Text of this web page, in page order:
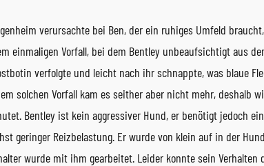
verursachte bei Ben, der ein ruhiges Umfeld
einmaligen Vorfall, bei dem Bentley unbeaufsichtigt aus
verfolgte und leicht nach ihr schnappte, was blaue
solchen Vorfall kam es seither aber nicht mehr, deshalb
Bentley ist kein aggressiver Hund, er benötigt jedoch
geringer Reizbelastung. Er wurde von klein auf in der
wurde mit ihm gearbeitet. Leider konnte sein Verhalten